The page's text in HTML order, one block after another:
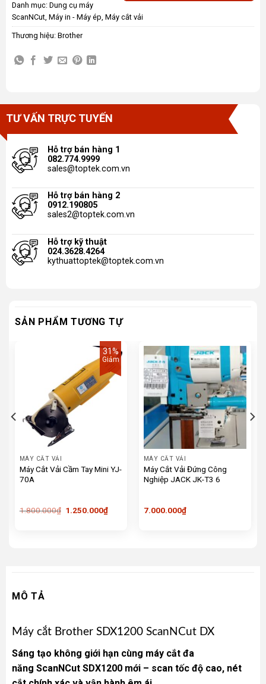
Danh mục: Dung cụ máy
ScanNCut, Máy in - Máy ép, Máy cắt vải
Thương hiệu: Brother
TƯ VẤN TRỰC TUYẾN
Hỗ trợ bán hàng 1
082.774.9999
sales@toptek.com.vn
Hỗ trợ bán hàng 2
0912.190805
sales2@toptek.com.vn
Hỗ trợ kỹ thuật
024.3628.4264
kythuattoptek@toptek.com.vn
SẢN PHẨM TƯƠNG TỰ
31%
Giảm
MÁY CẮT VẢI
Máy Cắt Vải Cầm Tay Mini YJ-
70A
1.800.000₫ Giá
1.250.000₫Giá
hiện
MÁY CẮT VẢI
Máy Cắt Vải Đứng Công
Nghiệp JACK JK-T3 6
7.000.000₫
MÔ TẢ
Máy cắt Brother SDX1200 ScanNCut DX
Sáng tạo không giới hạn cùng máy cắt đa
năng ScanNCutSDX1200 mới – scan tốc độ cao, nét